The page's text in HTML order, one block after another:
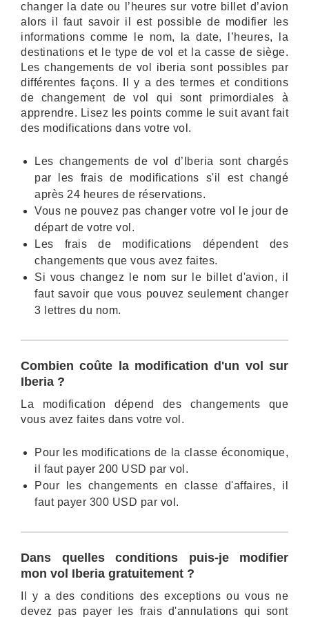
changer la date ou l’heures sur votre billet d’avion
alors il faut savoir il est possible de modifier les
informations comme le nom, la date, l’heures, la
destinations et le type de vol et la casse de siège.
Les changements de vol iberia sont possibles par
différentes façons. Il y a des termes et conditions
de changement de vol qui sont primordiales à
apprendre. Lisez les points comme le suit avant fait
des modifications dans votre vol.
Les changements de vol d’Iberia sont chargés
par les frais de modifications s'il est changé
après 24 heures de réservations.
Vous ne pouvez pas changer votre vol le jour de
départ de votre vol.
Les frais de modifications dépendent des
changements que vous avez faites.
Si vous changez le nom sur le billet d'avion, il
faut savoir que vous pouvez seulement changer
3 lettres du nom.
Combien coûte la modification d'un vol sur
Iberia ?
La modification dépend des changements que
vous avez faites dans votre vol.
Pour les modifications de la classe économique,
il faut payer 200 USD par vol.
Pour les changements en classe d'affaires, il
faut payer 300 USD par vol.
Dans quelles conditions puis-je modifier
mon vol Iberia gratuitement ?
Il y a des conditions des exceptions ou vous ne
devez pas payer les frais d'annulations qui sont